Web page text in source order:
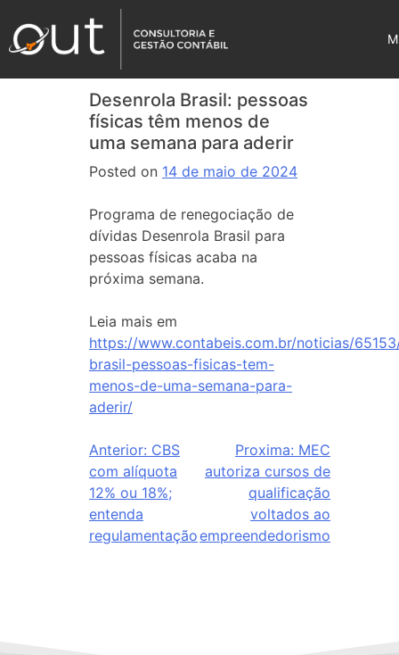
Desenrola Brasil: pessoas
físicas têm menos de
uma semana para aderir
Posted on 14 de maio de 2024
Programa de renegociação de
dívidas Desenrola Brasil para
pessoas físicas acaba na
próxima semana.
Leia mais em
https://www.contabeis.com.br/noticias/
brasil-pessoas-fisicas-tem-
menos-de-uma-semana-para-
aderir/
Anterior: CBS
com alíquota
12% ou 18%;
entenda
regulamentação
Proxima: MEC
autoriza cursos de
qualificação
voltados ao
empreendedorismo